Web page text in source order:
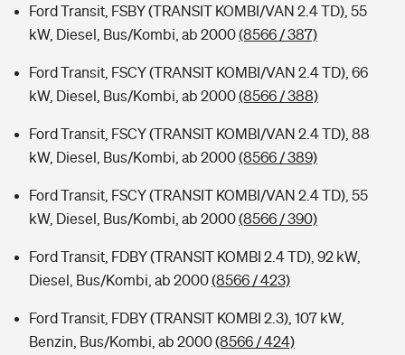
Ford Transit, FSBY (TRANSIT KOMBI/VAN 2.4 TD), 55
kW, Diesel, Bus/Kombi, ab 2000(8566 / 387)
Ford Transit, FSCY (TRANSIT KOMBI/VAN 2.4 TD), 66
kW, Diesel, Bus/Kombi, ab 2000(8566 / 388)
Ford Transit, FSCY (TRANSIT KOMBI/VAN 2.4 TD), 88
kW, Diesel, Bus/Kombi, ab 2000(8566 / 389)
Ford Transit, FSCY (TRANSIT KOMBI/VAN 2.4 TD), 55
kW, Diesel, Bus/Kombi, ab 2000(8566 / 390)
Ford Transit, FDBY (TRANSIT KOMBI 2.4 TD), 92 kW,
Diesel, Bus/Kombi, ab 2000(8566 / 423)
Ford Transit, FDBY (TRANSIT KOMBI 2.3), 107 kW,
Benzin, Bus/Kombi, ab 2000(8566 / 424)